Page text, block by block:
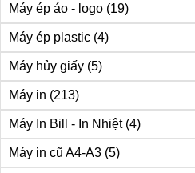
Máy ép áo - logo (19)
Máy ép plastic (4)
Máy hủy giấy (5)
Máy in (213)
Máy In Bill - In Nhiệt (4)
Máy in cũ A4-A3 (5)